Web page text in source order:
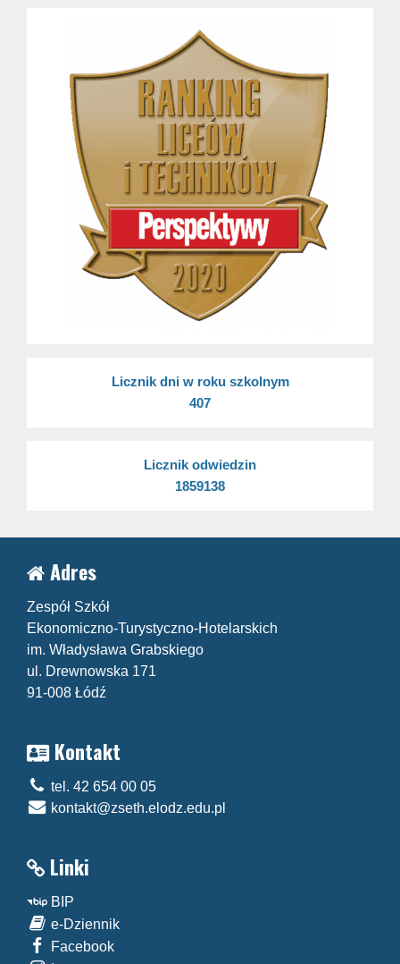
Licznik dni w roku szkolnym
407
Licznik odwiedzin
1859138
Adres
Zespół Szkół
Ekonomiczno-Turystyczno-Hotelarskich
im. Władysława Grabskiego
ul. Drewnowska 171
91-008 Łódź
Kontakt
tel. 42 654 00 05
kontakt@zseth.elodz.edu.pl
Linki
BIP
e-Dziennik
Facebook